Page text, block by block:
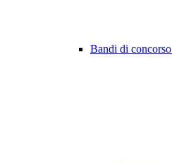
Bandi di concorso